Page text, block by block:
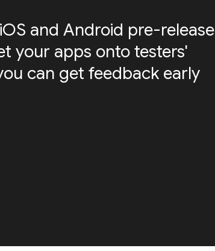
and Android pre-release
your apps onto testers'
can get feedback early